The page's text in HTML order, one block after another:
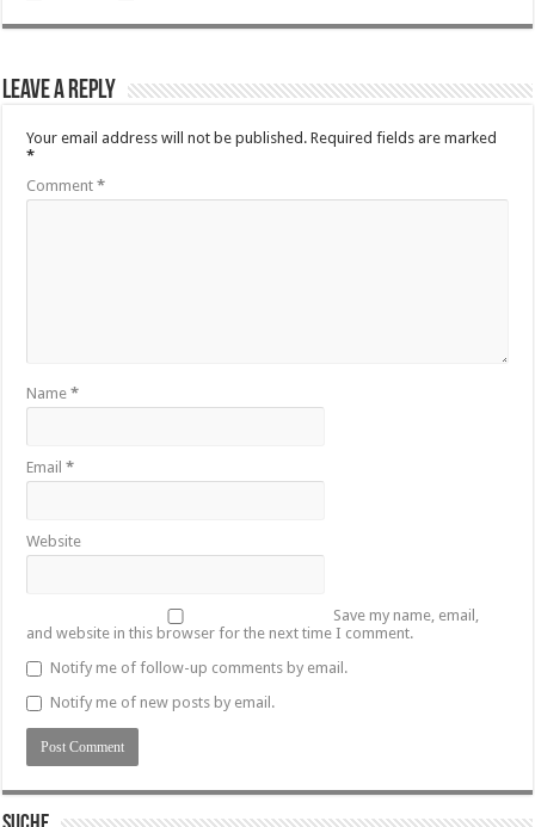
Leave a Reply
Your email address will not be published. Required fields are marked
*
Comment*
Name*
Email*
Website
Save my name, email,
and website in this browser for the next time I comment.
Notify me of follow-up comments by email.
Notify me of new posts by email.